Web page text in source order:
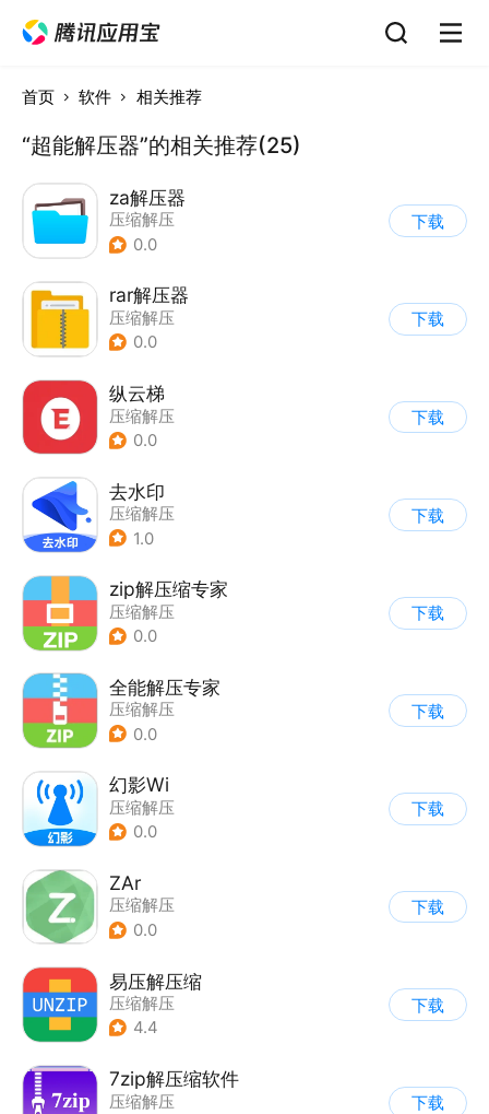
首页 软件 相关推荐
“超能解压器”的相关推荐(25)
za解压器
压缩解压
0.0
下载
rar解压器
压缩解压
0.0
下载
纵云梯
压缩解压
0.0
下载
去水印
压缩解压
1.0
下载
zip解压缩专家
压缩解压
0.0
下载
全能解压专家
压缩解压
0.0
下载
幻影Wi
压缩解压
0.0
下载
ZAr
压缩解压
0.0
下载
易压解压缩
压缩解压
4.4
下载
7zip解压缩软件
压缩解压
下载